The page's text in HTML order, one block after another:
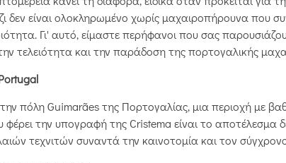
είναι ολοκληρωμένο χωρίς μαχαιροπήρουνα που
Γι' αυτό, είμαστε περήφανοι που σας
τελειότητα και την παράδοση της πορτογαλικής
πόλη Guimarães της Πορτογαλίας, μια περιοχή με
την υπογραφή της Cristema είναι το αποτέλεσμα
τεχνιτών συναντά την καινοτομία και τον